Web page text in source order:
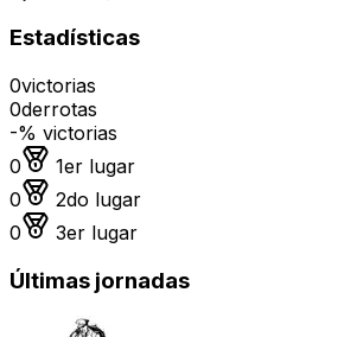
Estadísticas
0victorias
0derrotas
-% victorias
0
Medalla de oro
1er lugar
0
Medalla de plata
2do lugar
0
Medalla de bronce
3er lugar
Últimas jornadas